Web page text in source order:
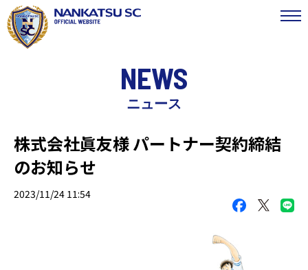
NEWS
ニュース
株式会社眞友様 パートナー契約締結
のお知らせ
2023/11/24 11:54